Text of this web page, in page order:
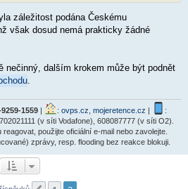
záležitost podána Českému
však dosud nemá prakticky žádné
nečinný, dalším krokem může být podnět
1559 | : ovps.cz mojeretence.cz |
:
(v síti Vodafone), 608087777 (v síti O2).
použijte oficiální e-mail nebo zavolejte.
zprávy, resp. flooding bez reakce blokuji.